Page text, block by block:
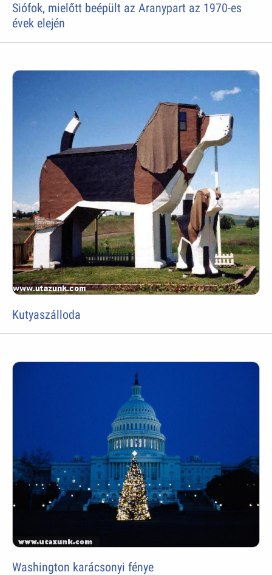
Siófok, mielőtt beépült az Aranypart az 1970-es
évek elején
Kutyaszálloda
Washington karácsonyi fénye